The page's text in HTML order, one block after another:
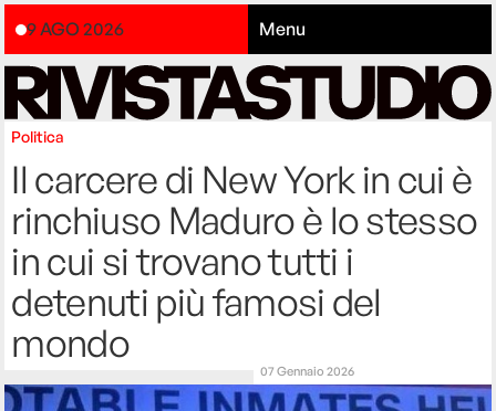
9 AGO 2026 Menu
Politica
Il carcere di New York in cui è
rinchiuso Maduro è lo stesso
in cui si trovano tutti i
detenuti più famosi del
mondo
07 Gennaio 2026